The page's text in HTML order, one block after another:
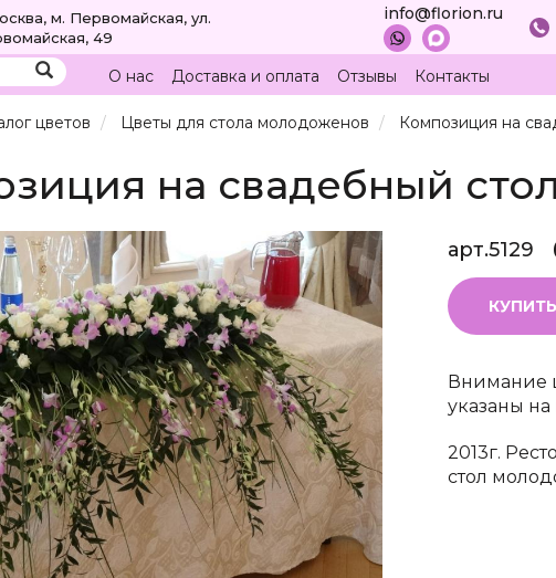
м. Первомайская, ул.
49
info@florion.ru
О нас Доставка и оплата Отзывы Контакты
цветов Цветы для стола молодоженов Композиция на
на свадебный
арт.5129
КУПИТЬ
Внимание
указаны на
2013г.
стол